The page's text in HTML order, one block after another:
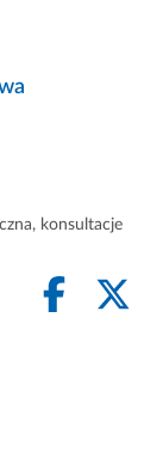
, konsultacje